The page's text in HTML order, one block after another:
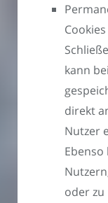
kann
direkt
Nutzer
oder